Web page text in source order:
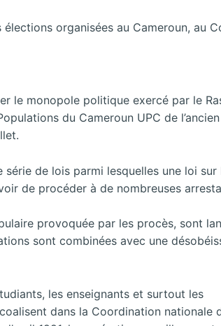
organisées au Cameroun, au
le monopole politique exercé par le
du Cameroun UPC de
série de lois parmi lesquelles une loi
de procéder à de nombreuses
provoquée par les procès, sont
sont combinées avec une
les enseignants et surtout les
dans la Coordination nationale